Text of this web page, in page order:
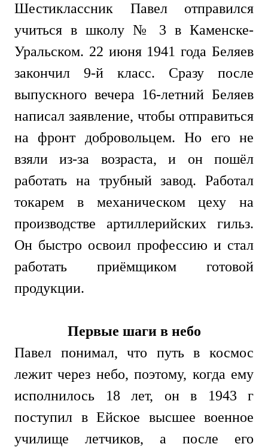
Шестиклассник Павел отправился
учиться в школу № 3 в Каменске-
Уральском. 22 июня 1941 года Беляев
закончил 9-й класс. Сразу после
выпускного вечера 16-летний Беляев
написал заявление, чтобы отправиться
на фронт добровольцем. Но его не
взяли из-за возраста, и он пошёл
работать на трубный завод. Работал
токарем в механическом цеху на
производстве артиллерийских гильз.
Он быстро освоил профессию и стал
работать приёмщиком готовой
продукции.
Первые шаги в небо
Павел понимал, что путь в космос
лежит через небо, поэтому, когда ему
исполнилось 18 лет, он в 1943 г
поступил в Ейское высшее военное
училище летчиков, а после его